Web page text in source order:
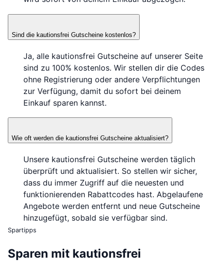
Sind die kautionsfrei Gutscheine kostenlos?
Ja, alle kautionsfrei Gutscheine auf unserer Seite
sind zu 100% kostenlos. Wir stellen dir die Codes
ohne Registrierung oder andere Verpflichtungen
zur Verfügung, damit du sofort bei deinem
Einkauf sparen kannst.
Wie oft werden die kautionsfrei Gutscheine aktualisiert?
Unsere kautionsfrei Gutscheine werden täglich
überprüft und aktualisiert. So stellen wir sicher,
dass du immer Zugriff auf die neuesten und
funktionierenden Rabattcodes hast. Abgelaufene
Angebote werden entfernt und neue Gutscheine
hinzugefügt, sobald sie verfügbar sind.
Spartipps
Sparen mit kautionsfrei